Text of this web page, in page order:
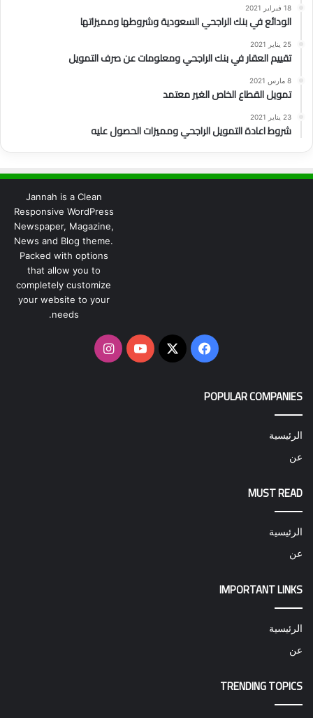
18 فبراير 2021
الودائع في بنك الراجحي السعودية وشروطها ومميزاتها
25 يناير 2021
تقييم العقار في بنك الراجحي ومعلومات عن صرف التمويل
8 مارس 2021
تمويل القطاع الخاص الغير معتمد
23 يناير 2021
شروط اعادة التمويل الراجحي ومميزات الحصول عليه
Jannah is a Clean
Responsive WordPress
Newspaper, Magazine,
News and Blog theme.
Packed with options
that allow you to
completely customize
your website to your
needs.
فيسبوك
‫X
‫YouTubeانستقرام
POPULAR COMPANIES
الرئيسية
عن
MUST READ
الرئيسية
عن
IMPORTANT LINKS
الرئيسية
عن
TRENDING TOPICS